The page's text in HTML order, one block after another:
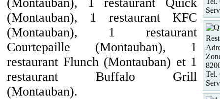
(Montauban), 1 restaurant KFC
(Montauban), 1 restaurant
Courtepaille (Montauban), 1
restaurant Flunch (Montauban) et 1
restaurant Buffalo Grill
(Montauban).
Tel.